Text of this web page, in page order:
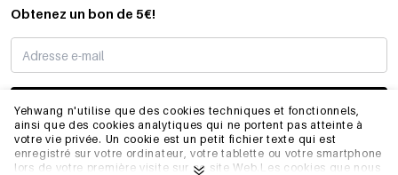
Yehwang n'utilise que des cookies techniques et fonctionnels,
ainsi que des cookies analytiques qui ne portent pas atteinte à
votre vie privée. Un cookie est un petit fichier texte qui est
enregistré sur votre ordinateur, votre tablette ou votre smartphone
lors de votre première visite sur ce site Web.Les cookies que nous
Obtenez un bon de 5€!
JE M’INSCRIS
INFORMATIONS